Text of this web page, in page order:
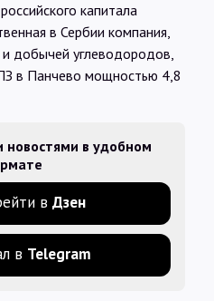
капитала
в Сербии компания,
добычей углеводородов,
в Панчево мощностью 4,8
новостями в удобном
в Дзен
в Telegram